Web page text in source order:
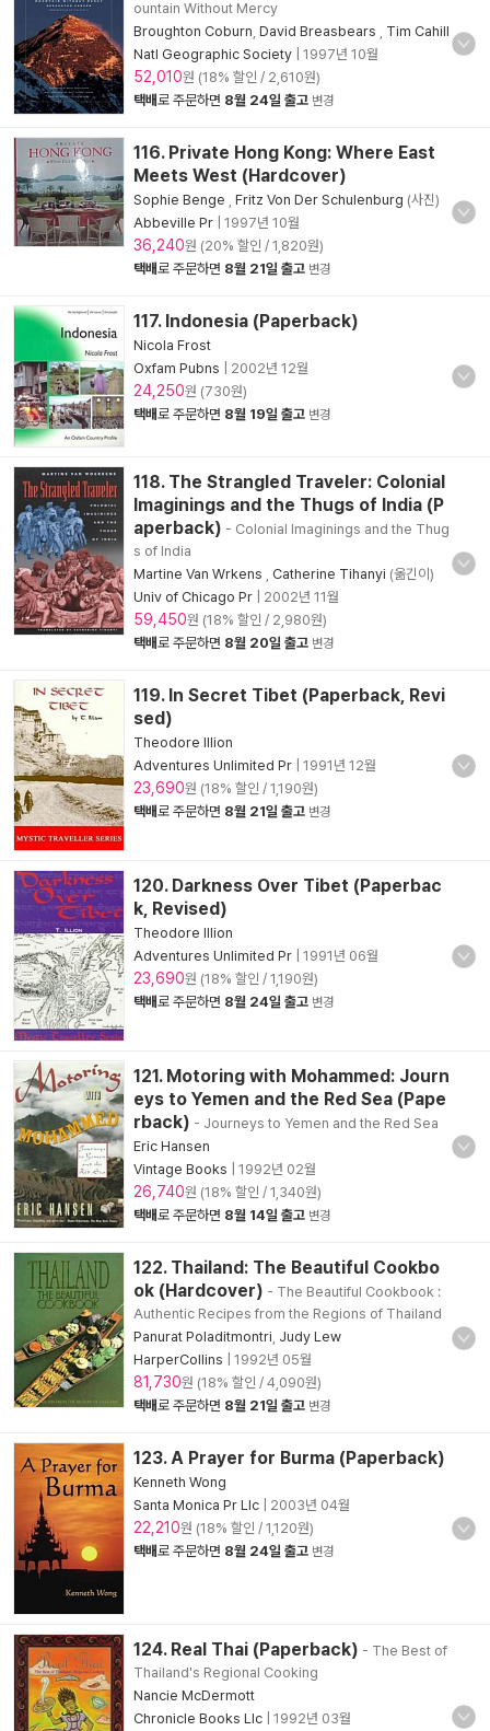
ountain Without Mercy
Broughton Coburn David Breasbears
Tim Cahill
Natl Geographic Society
1997년 10월
52,010원 (18% 할인 / 2,610원)
택배로 주문하면 8월 24일 출고 변경
116. Private Hong Kong: Where East
Meets West (Hardcover)
Sophie Benge Fritz Von Der Schulenburg (사진)
Abbeville Pr
1997년 10월
36,240원 (20% 할인 / 1,820원)
택배로 주문하면 8월 21일 출고 변경
117. Indonesia (Paperback)
Nicola Frost
Oxfam Pubns
2002년 12월
24,250원 (730원)
택배로 주문하면 8월 19일 출고 변경
118. The Strangled Traveler: Colonial
Imaginings and the Thugs of India (P
aperback) - Colonial Imaginings and the Thug
s of India
Martine Van Wrkens
Catherine Tihanyi (옮긴이)
Univ of Chicago Pr
2002년 11월
59,450원 (18% 할인 / 2,980원)
택배로 주문하면 8월 20일 출고 변경
119. In Secret Tibet (Paperback, Revi
sed)
Theodore Illion
Adventures Unlimited Pr
1991년 12월
23,690원 (18% 할인 / 1,190원)
택배로 주문하면 8월 21일 출고 변경
120. Darkness Over Tibet (Paperbac
k, Revised)
Theodore Illion
Adventures Unlimited Pr
1991년 06월
23,690원 (18% 할인 / 1,190원)
택배로 주문하면 8월 24일 출고 변경
121. Motoring with Mohammed: Journ
eys to Yemen and the Red Sea (Pape
rback) - Journeys to Yemen and the Red Sea
Eric Hansen
Vintage Books
1992년 02월
26,740원 (18% 할인 / 1,340원)
택배로 주문하면 8월 14일 출고 변경
122. Thailand: The Beautiful Cookbo
ok (Hardcover) - The Beautiful Cookbook :
Authentic Recipes from the Regions of Thailand
Panurat Poladitmontri Judy Lew
HarperCollins
1992년 05월
81,730원 (18% 할인 / 4,090원)
택배로 주문하면 8월 21일 출고 변경
123. A Prayer for Burma (Paperback)
Kenneth Wong
Santa Monica Pr Llc
2003년 04월
22,210원 (18% 할인 / 1,120원)
택배로 주문하면 8월 24일 출고 변경
124. Real Thai (Paperback) - The Best of
Thailand's Regional Cooking
Nancie McDermott
Chronicle Books Llc
1992년 03월